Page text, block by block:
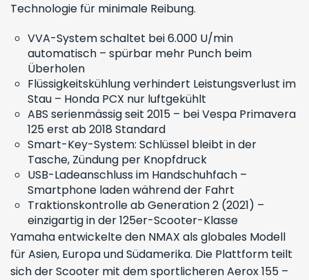
Technologie für minimale Reibung.
VVA-System schaltet bei 6.000 U/min
automatisch – spürbar mehr Punch beim
Überholen
Flüssigkeitskühlung verhindert Leistungsverlust im
Stau – Honda PCX nur luftgekühlt
ABS serienmässig seit 2015 – bei Vespa Primavera
125 erst ab 2018 Standard
Smart-Key-System: Schlüssel bleibt in der
Tasche, Zündung per Knopfdruck
USB-Ladeanschluss im Handschuhfach –
Smartphone laden während der Fahrt
Traktionskontrolle ab Generation 2 (2021) –
einzigartig in der 125er-Scooter-Klasse
Yamaha entwickelte den NMAX als globales Modell
für Asien, Europa und Südamerika. Die Plattform teilt
sich der Scooter mit dem sportlicheren Aerox 155 –